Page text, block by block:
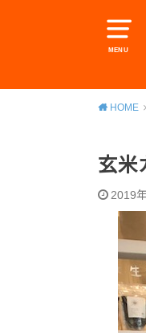
MENU
HOME
玄米
2019